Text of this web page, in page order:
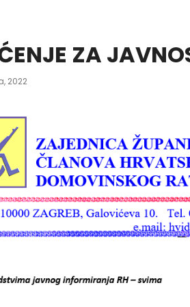
ZA
2022